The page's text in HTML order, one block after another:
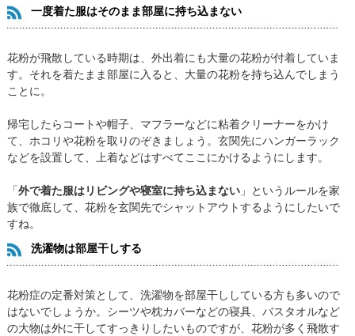
一度着た服はそのまま部屋に持ち込まない
花粉が飛散している時期は、外出着にも大量の花粉が付着していま
す。それを着たまま部屋に入ると、大量の花粉を持ち込んでしまう
ことに。
帰宅したらコートや帽子、マフラーなどに粘着クリーナーをかけ
て、ホコリや花粉を取りのぞきましょう。玄関先にハンガーラック
などを設置して、上着などはすべてここにかけるようにします。
「外で着た服はリビングや寝室に持ち込まない」というルールを家
族で徹底して、花粉を玄関先でシャットアウトするようにしたいで
すね。
洗濯物は部屋干しする
花粉症の定番対策として、洗濯物を部屋干ししている方も多いので
はないでしょうか。シーツや枕カバーなどの寝具、バスタオルなど
の大物は外に干してすっきりしたいものですが、花粉が多く飛散す